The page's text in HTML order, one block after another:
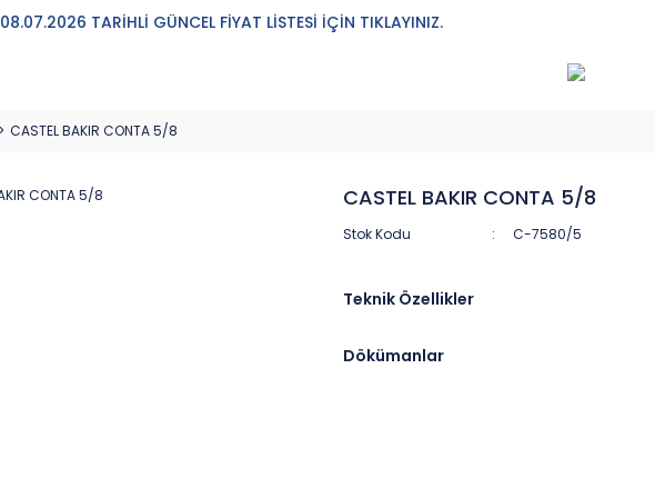
08.07.2026 TARİHLİ GÜNCEL FİYAT LİSTESİ İÇİN TIKLAYINIZ.
CASTEL BAKIR CONTA 5/8
CASTEL BAKIR CONTA 5/8
Stok Kodu C-7580/5
Teknik Özellikler
Dökümanlar